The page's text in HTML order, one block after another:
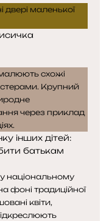
інших дітей:
батькам